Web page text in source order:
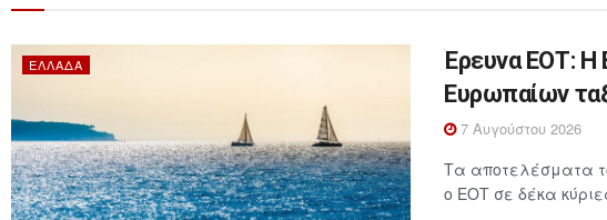
ΕΛΛΆΔΑ
Έρευνα ΕΟΤ: Η
Ευρωπαίων
7 Αυγούστου 2026
Τα αποτελέσματα
ο ΕΟΤ σε δέκα